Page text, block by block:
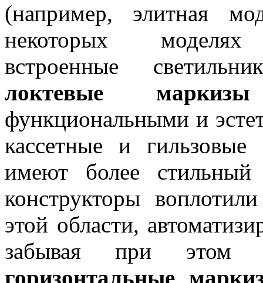
(например, элитная
некоторых моделях
встроенные
локтевые маркизы
функциональными и
кассетные и
имеют более
конструкторы
этой области,
забывая при этом
горизонтальные